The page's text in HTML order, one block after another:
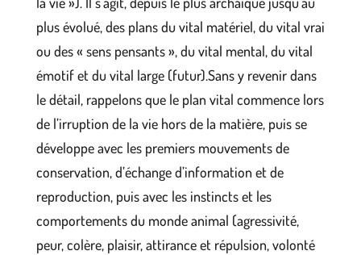
plus évolué, des plans du vital matériel, du vital vrai
ou des « sens pensants », du vital mental, du vital
émotif et du vital large (futur).Sans y revenir dans
le détail, rappelons que le plan vital commence lors
de l’irruption de la vie hors de la matière, puis se
développe avec les premiers mouvements de
conservation, d’échange d’information et de
reproduction, puis avec les instincts et les
comportements du monde animal (agressivité,
peur, colère, plaisir, attirance et répulsion, volonté